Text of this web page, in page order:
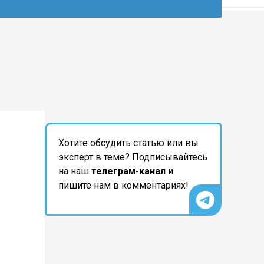
Хотите обсудить статью или вы
эксперт в теме? Подписывайтесь
на наш телеграм-канал и
пишите нам в комментариях!